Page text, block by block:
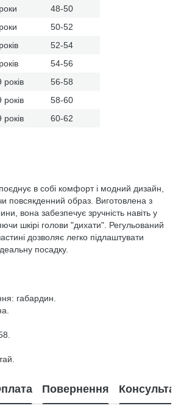
48-50
50-52
52-54
54-56
років
56-58
років
58-60
років 60-62
в собі комфорт і модний дизайн,
повсякденний образ. Виготовлена з
вона забезпечує зручність навіть у
шкірі голови "дихати". Регульований
дозволяє легко підлаштувати
посадку.
габардин.
Повернення